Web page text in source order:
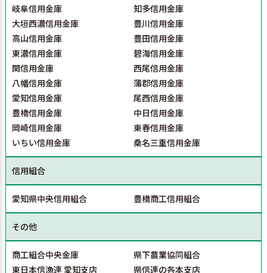
岐阜信用金庫
知多信用金庫
大垣西濃信用金庫
豊川信用金庫
高山信用金庫
豊田信用金庫
東濃信用金庫
碧海信用金庫
関信用金庫
西尾信用金庫
八幡信用金庫
蒲郡信用金庫
愛知信用金庫
尾西信用金庫
豊橋信用金庫
中日信用金庫
岡崎信用金庫
東春信用金庫
いちい信用金庫
桑名三重信用金庫
信用組合
愛知県中央信用組合 豊橋商工信用組合
その他
商工組合中央金庫
県下農業協同組合
東日本信漁連 愛知支店
県信連の各本支店